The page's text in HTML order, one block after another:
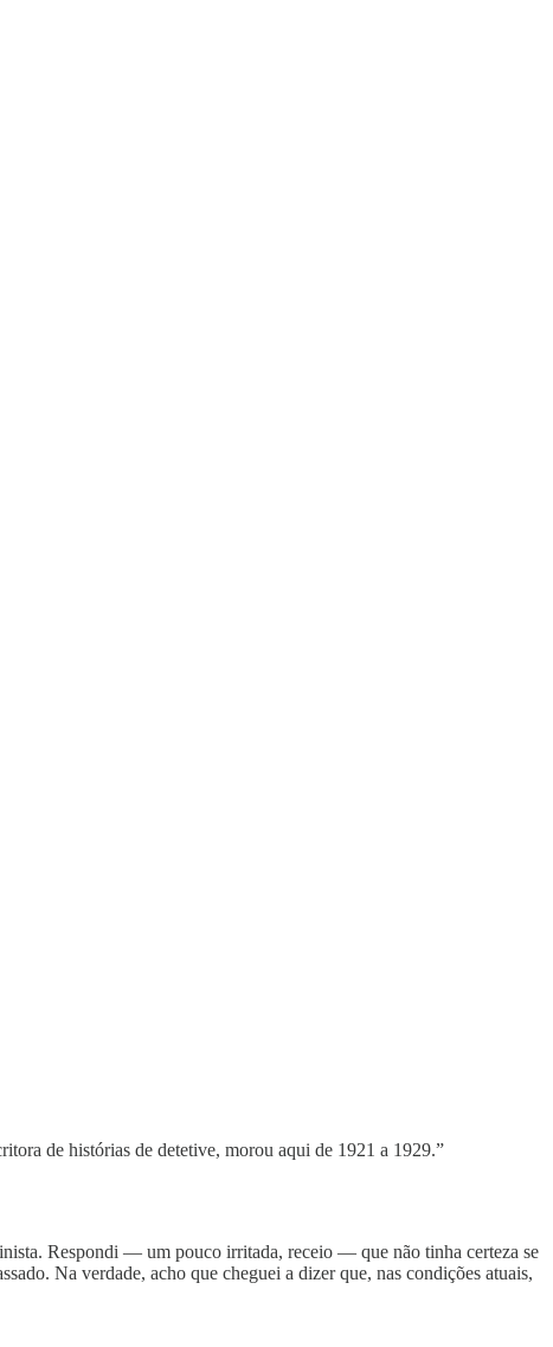
de histórias de detetive, morou aqui de 1921 a 1929.”
Respondi — um pouco irritada, receio — que não tinha certeza se
Na verdade, acho que cheguei a dizer que, nas condições atuais,